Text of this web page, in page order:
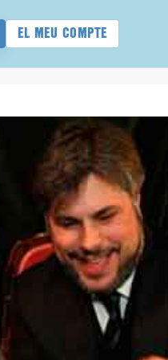
EL MEU COMPTE